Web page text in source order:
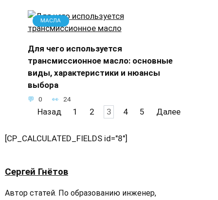
МАСЛА
Для чего используется
трансмиссионное масло: основные
виды, характеристики и нюансы
выбора
0 24
Навигация
записям
Назад 1 2 3 4 5 Далее
[CP_CALCULATED_FIELDS id="8"]
Сергей Гнётов
Автор статей. По образованию инженер,